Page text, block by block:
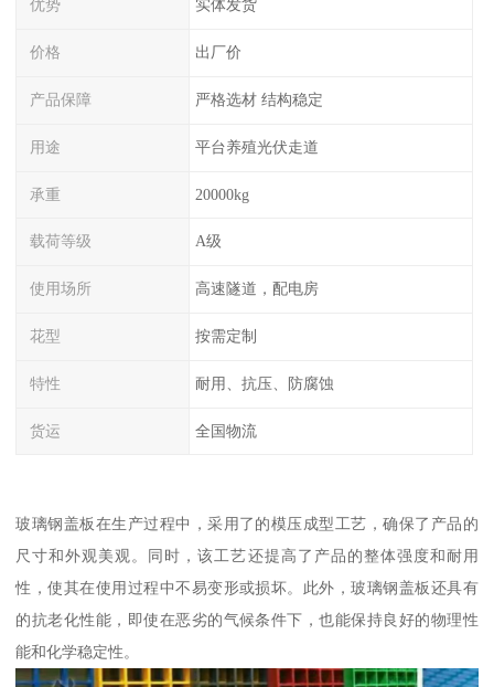
优势 实体发货
价格 出厂价
产品保障 严格选材 结构稳定
用途 平台养殖光伏走道
承重 20000kg
载荷等级 A级
使用场所 高速隧道，配电房
花型 按需定制
特性 耐用、抗压、防腐蚀
货运 全国物流
玻璃钢盖板在生产过程中，采用了的模压成型工艺，确保了产品的
尺寸和外观美观。同时，该工艺还提高了产品的整体强度和耐用
性，使其在使用过程中不易变形或损坏。此外，玻璃钢盖板还具有
的抗老化性能，即使在恶劣的气候条件下，也能保持良好的物理性
能和化学稳定性。